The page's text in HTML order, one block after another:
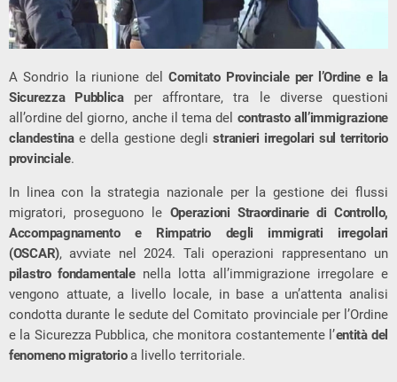
A Sondrio la riunione delComitato Provinciale per l’Ordine e la
Sicurezza Pubblicaper affrontare, tra le diverse questioni
all’ordine del giorno, anche il tema del contrasto all’immigrazione
clandestinae della gestione deglistranieri irregolari sul territorio
provinciale.
In linea con la strategia nazionale per la gestione dei flussi
migratori, proseguono le Operazioni Straordinarie di Controllo,
Accompagnamento e Rimpatrio degli immigrati irregolari
(OSCAR), avviate nel 2024. Tali operazioni rappresentano un
pilastro fondamentalenella lotta all’immigrazione irregolare e
vengono attuate, a livello locale, in base a un’attenta analisi
condotta durante le sedute del Comitato provinciale per l’Ordine
e la Sicurezza Pubblica, che monitora costantemente l’entità del
fenomeno migratorioa livello territoriale.